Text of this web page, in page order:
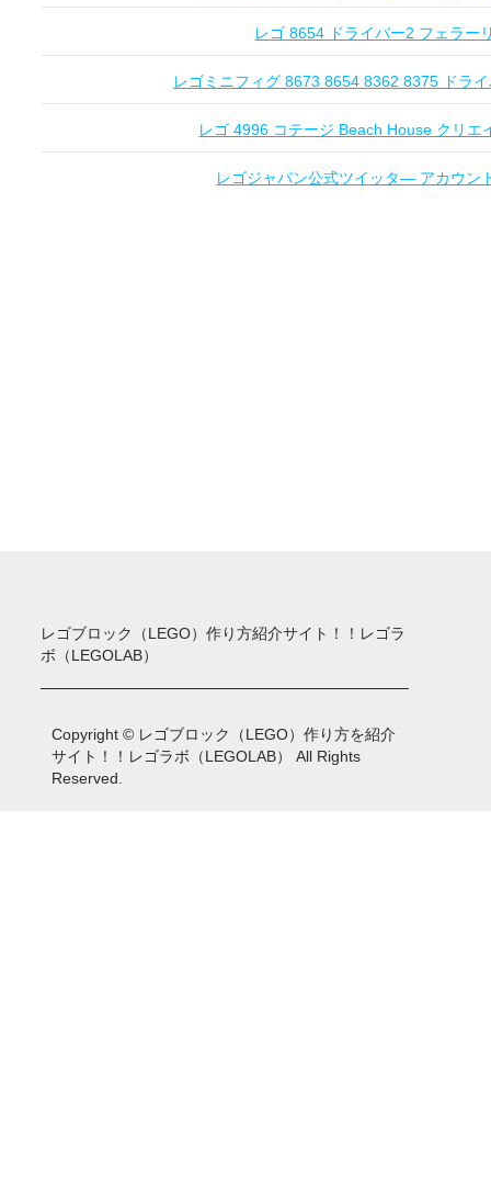
レゴ 8654 ドライバー2 フェラー
レゴミニフィグ 8673 8654 8362 8375 ドラ
レゴ 4996 コテージ Beach House クリエ
レゴジャパン公式ツイッタ― アカウン
レゴブロック（LEGO）作り方紹介サイト！！レゴラ
ボ（LEGOLAB）
Copyright © レゴブロック（LEGO）作り方を紹介
サイト！！レゴラボ（LEGOLAB） All Rights
Reserved.